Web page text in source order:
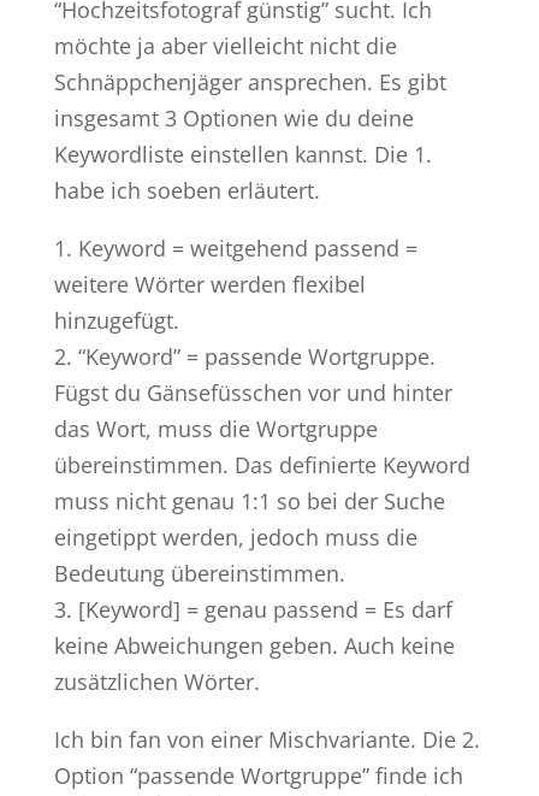
“Hochzeitsfotograf günstig” sucht. Ich
möchte ja aber vielleicht nicht die
Schnäppchenjäger ansprechen. Es gibt
insgesamt 3 Optionen wie du deine
Keywordliste einstellen kannst. Die 1.
habe ich soeben erläutert.
1. Keyword = weitgehend passend =
weitere Wörter werden flexibel
hinzugefügt.
2. “Keyword” = passende Wortgruppe.
Fügst du Gänsefüsschen vor und hinter
das Wort, muss die Wortgruppe
übereinstimmen. Das definierte Keyword
muss nicht genau 1:1 so bei der Suche
eingetippt werden, jedoch muss die
Bedeutung übereinstimmen.
3. [Keyword] = genau passend = Es darf
keine Abweichungen geben. Auch keine
zusätzlichen Wörter.
Ich bin fan von einer Mischvariante. Die 2.
Option “passende Wortgruppe” finde ich